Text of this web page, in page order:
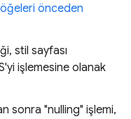
önceden
stil sayfası
işlemesine olanak
sonra "nulling" işlemi,